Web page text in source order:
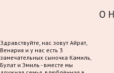
О
Здравствуйте, нас зовут Айрат,
Венария и у нас есть 3
замечательных сыночка Камиль,
Булат и Эмиль - вместе мы